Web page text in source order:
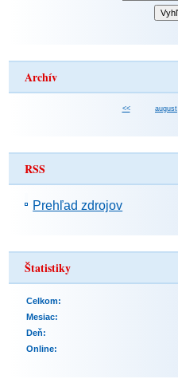
Archív
<< august
RSS
Prehľad zdrojov
Štatistiky
Online:
Celkom:
Mesiac:
Deň: